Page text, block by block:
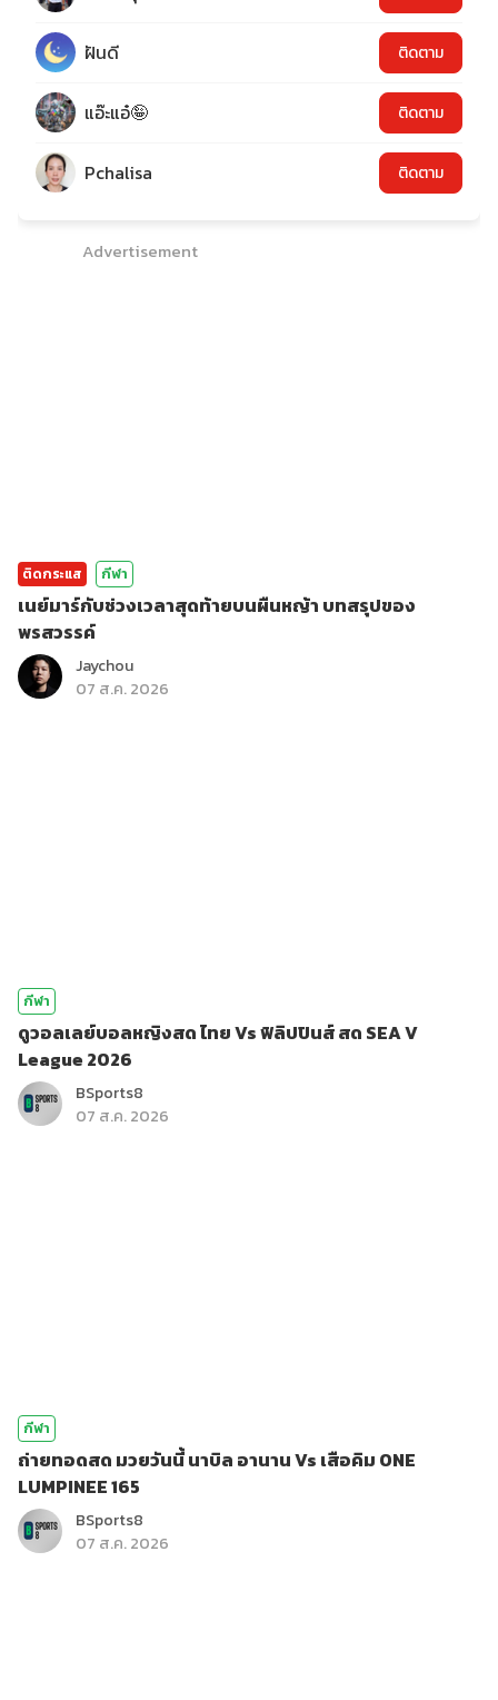
ฝันดี ติดตาม
แอ๊ะแอ๋🤪 ติดตาม
Pchalisa ติดตาม
Advertisement
ติดกระแส กีฬา
เนย์มาร์กับช่วงเวลาสุดท้ายบนผืนหญ้า บทสรุปของ
พรสวรรค์
Jaychou
07 ส.ค. 2026
กีฬา
ดูวอลเลย์บอลหญิงสด ไทย Vs ฟิลิปปินส์ สด SEA V
League 2026
BSports8
07 ส.ค. 2026
กีฬา
ถ่ายทอดสด มวยวันนี้ นาบิล อานาน Vs เสือคิม ONE
LUMPINEE 165
BSports8
07 ส.ค. 2026